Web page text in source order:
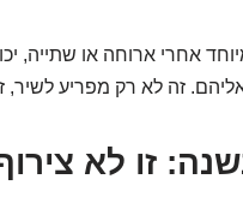
אחרי ארוחה או שתייה,
זה לא רק מפריע לשיר,
זו לא